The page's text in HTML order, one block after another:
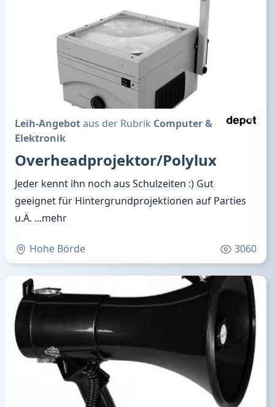
Leih-Angebotaus der Rubrik Computer &
Elektronik
Overheadprojektor/Polylux
Jeder kennt ihn noch aus Schulzeiten :) Gut
geeignet für Hintergrundprojektionen auf Parties
u.Ä. ...mehr
Hohe Börde 3060